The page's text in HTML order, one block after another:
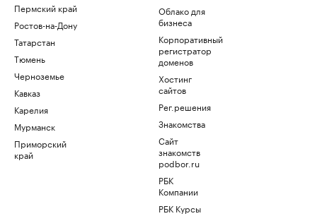
Пермский край
Ростов-на-Дону
Татарстан
Тюмень
Черноземье
Кавказ
Карелия
Мурманск
Приморский
край
Облако для
бизнеса
Корпоративный
регистратор
доменов
Хостинг
сайтов
Рег.решения
Знакомства
Сайт
знакомств
podbor.ru
РБК
Компании
РБК Курсы